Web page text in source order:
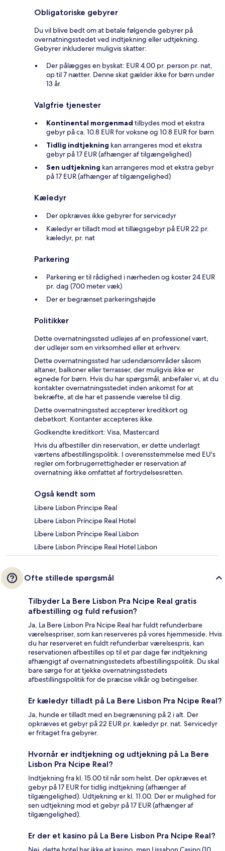
Obligatoriske gebyrer
Du vil blive bedt om at betale følgende gebyrer på
overnatningsstedet ved indtjekning eller udtjekning.
Gebyrer inkluderer muligvis skatter:
Der pålægges en byskat: EUR 4.00 pr. person pr. nat,
op til 7 nætter. Denne skat gælder ikke for børn under
13 år.
Valgfrie tjenester
Kontinental morgenmad tilbydes mod et ekstra
gebyr på ca. 10.8 EUR for voksne og 10.8 EUR for børn
Tidlig indtjekning kan arrangeres mod et ekstra
gebyr på 17 EUR (afhænger af tilgængelighed)
Sen udtjekning kan arrangeres mod et ekstra gebyr
på 17 EUR (afhænger af tilgængelighed)
Kæledyr
Der opkræves ikke gebyrer for servicedyr
Kæledyr er tilladt mod et tillægsgebyr på EUR 22 pr.
kæledyr, pr. nat
Parkering
Parkering er til rådighed i nærheden og koster 24 EUR
pr. dag (700 meter væk)
Der er begrænset parkeringshøjde
Politikker
Dette overnatningssted udlejes af en professionel vært,
der udlejer som en virksomhed eller et erhverv.
Dette overnatningssted har udendørsområder såsom
altaner, balkoner eller terrasser, der muligvis ikke er
egnede for børn. Hvis du har spørgsmål, anbefaler vi, at du
kontakter overnatningsstedet inden ankomst for at
bekræfte, at de har et passende værelse til dig.
Dette overnatningssted accepterer kreditkort og
debetkort. Kontanter accepteres ikke.
Godkendte kreditkort: Visa, Mastercard
Hvis du afbestiller din reservation, er dette underlagt
værtens afbestillingspolitik. I overensstemmelse med EU's
regler om forbrugerrettigheder er reservation af
overnatning ikke omfattet af fortrydelsesretten.
Også kendt som
Libere Lisbon Principe Real
Líbere Lisbon Príncipe Real Hotel
Líbere Lisbon Príncipe Real Lisbon
Líbere Lisbon Príncipe Real Hotel Lisbon
Ofte stillede spørgsmål
Tilbyder La Bere Lisbon Pra Ncipe Real gratis
afbestilling og fuld refusion?
Ja, La Bere Lisbon Pra Ncipe Real har fuldt refunderbare
værelsespriser, som kan reserveres på vores hjemmeside. Hvis
du har reserveret en fuldt refunderbar værelsespris, kan
reservationen afbestilles op til et par dage før indtjekning
afhængigt af overnatningsstedets afbestillingspolitik. Du skal
bare sørge for at tjekke overnatningsstedets
afbestillingspolitik for de præcise vilkår og betingelser.
Er kæledyr tilladt på La Bere Lisbon Pra Ncipe Real?
Ja, hunde er tilladt med en begrænsning på 2 i alt. Der
opkræves et gebyr på 22 EUR pr. kæledyr pr. nat. Servicedyr
er fritaget fra gebyrer.
Hvornår er indtjekning og udtjekning på La Bere
Lisbon Pra Ncipe Real?
Indtjekning fra kl. 15.00 til når som helst. Der opkræves et
gebyr på 17 EUR for tidlig indtjekning (afhænger af
tilgængelighed). Udtjekning er kl. 11.00. Der er mulighed for
sen udtjekning mod et gebyr på 17 EUR (afhænger af
tilgængelighed).
Er der et kasino på La Bere Lisbon Pra Ncipe Real?